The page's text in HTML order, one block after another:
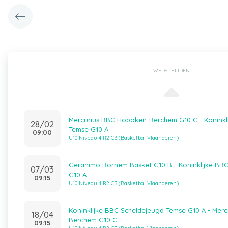
WEDSTRIJDEN
28/02
09:00
Mercurius BBC Hoboken-Berchem G10 C -
Temse G10 A
U10 Niveau 4 R2 C3 (Basketbal Vlaanderen)
07/03
09:15
Geranimo Bornem Basket G10 B - Koninklijke
G10 A
U10 Niveau 4 R2 C3 (Basketbal Vlaanderen)
18/04
09:15
Koninklijke BBC Scheldejeugd Temse G10 A -
Berchem G10 C